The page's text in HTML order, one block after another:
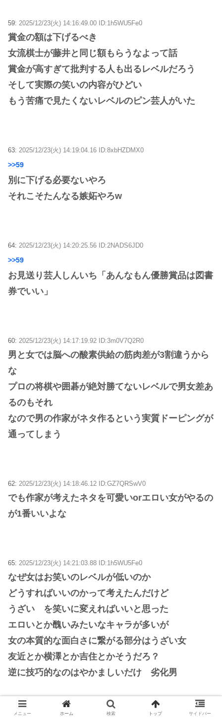
59: 2025/12/23(火) 14:16:49.00 ID:1h5WU5Fe0
賞金の額は下げるべき
女流棋士が藤井と同じ額もらうなよって話
賞金が高すぎて批判する人も出るレベルだろう
そして実際の笑いの内容がひどい
もう苦痛で見たくないレベルのピン芸人がいた
63: 2025/12/23(火) 14:19:04.16 ID:8xbHZDMX0
>>59
別に下げる必要ないやろ
それこそたんなる嫉妬やろw
64: 2025/12/23(火) 14:20:25.56 ID:2NADS6JD0
>>59
お見送り芸人しんいち「あんなもん優勝賞品は図書
券でいい」
60: 2025/12/23(火) 14:17:19.92 ID:3m0V7Q2R0
男と女では脳への酸素供給の筋肉差が3割違うから
な
プロの将棋や囲碁が絶対勝てないレベルで男女差あ
るのもそれ
なので男の作家がネタ作るという実質ドーピングが
通ってしまう
62: 2025/12/23(火) 14:18:46.12 ID:GZ7QRSwV0
でも作家が考えたネタを可愛いorエロい女がやるの
が1番いいよな
65: 2025/12/23(火) 14:21:03.88 ID:1h5WU5Fe0
なぜ女はお笑いのレベルが低いのか
どうすればいいのかって考えたんだけど
うざい を笑いに変えればいいと思った
エロいとか醜いみたいなキャラが多いが
女の本質的な面白さに繋がる部分はうざい女
友近とか横澤とか吉住とかそうだろ？
逆に技巧的なのはやかましいだけ 劣化男
メニュー ホーム 検索 トップ サイドバー